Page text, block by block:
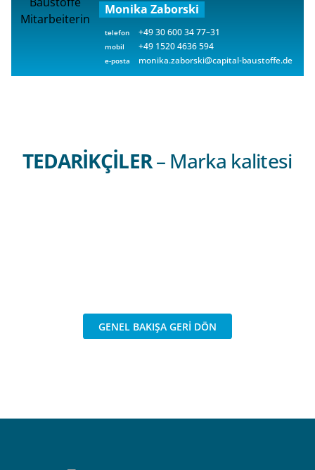
Monika Zaborski
telefon +49 30 600 34 77–31
mobil +49 1520 4636 594
e-posta monika.zaborski@capital-baustoffe.de
TEDARIKÇILER– Marka kalitesi
GENEL BAKIŞA GERI DÖN